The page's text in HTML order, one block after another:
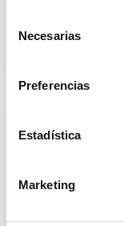
Necesarias
Preferencias
Estadística
Marketing
propuestas que